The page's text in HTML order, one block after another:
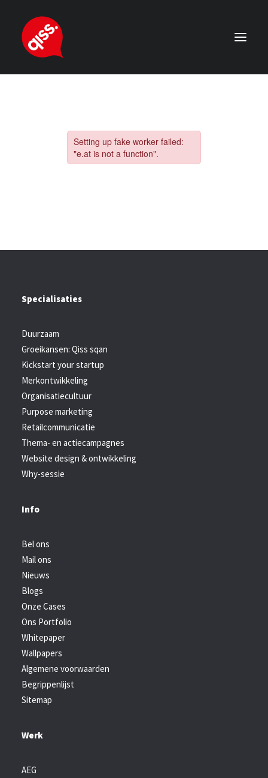
Specialisaties
Duurzaam
Groeikansen: Qiss sqan
Kickstart your startup
Merkontwikkeling
Organisatiecultuur
Purpose marketing
Retailcommunicatie
Thema- en actiecampagnes
Website design & ontwikkeling
Why-sessie
Info
Bel ons
Mail ons
Nieuws
Blogs
Onze Cases
Ons Portfolio
Whitepaper
Wallpapers
Algemene voorwaarden
Begrippenlijst
Sitemap
Werk
AEG